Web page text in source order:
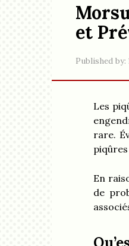
et
Published by:
Les
rare.
En
de